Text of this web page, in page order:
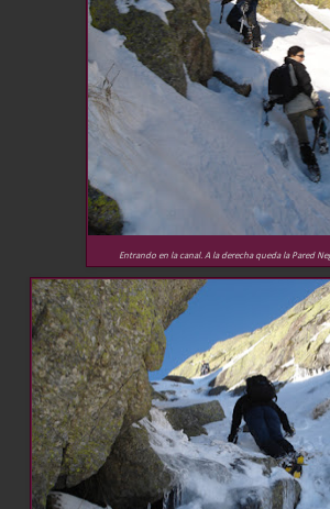
Entrando en la canal. A la derecha queda la Pared